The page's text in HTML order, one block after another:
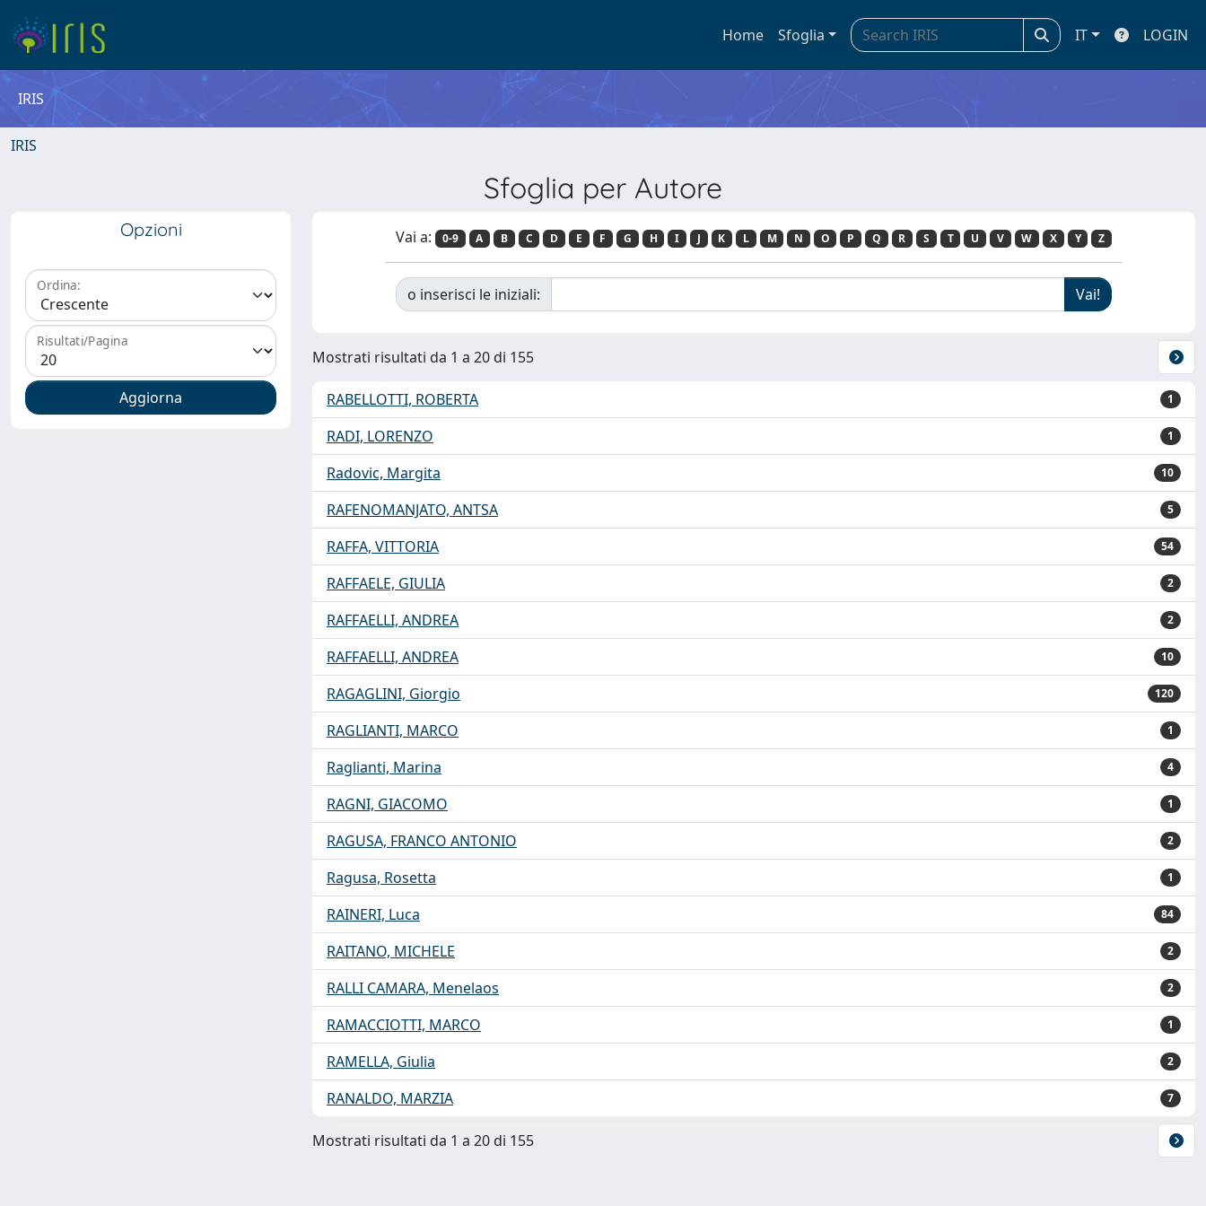
Home Sfoglia IT LOGIN
IRIS
IRIS
Sfoglia per Autore
Opzioni
Ordina:
Risultati/Pagina
Vai a: 0-9 A B C D E F G H I J K L M N O P Q R S T U V W X Y Z
o inserisci le iniziali:
Mostrati risultati da 1 a 20 di 155
RABELLOTTI, ROBERTA 1
RADI, LORENZO 1
Radovic, Margita 10
RAFENOMANJATO, ANTSA 5
RAFFA, VITTORIA 54
RAFFAELE, GIULIA 2
RAFFAELLI, ANDREA 2
RAFFAELLI, ANDREA 10
RAGAGLINI, Giorgio 120
RAGLIANTI, MARCO 1
Raglianti, Marina 4
RAGNI, GIACOMO 1
RAGUSA, FRANCO ANTONIO 2
Ragusa, Rosetta 1
RAINERI, Luca 84
RAITANO, MICHELE 2
RALLI CAMARA, Menelaos 2
RAMACCIOTTI, MARCO 1
RAMELLA, Giulia 2
RANALDO, MARZIA 7
Mostrati risultati da 1 a 20 di 155